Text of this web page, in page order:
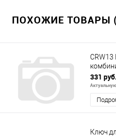
ПОХОЖИЕ ТОВАРЫ
мм
331 руб.
Ключ